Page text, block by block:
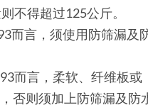
不得超过125公斤。
而言，须使用防筛漏及
而言，柔软、纤维板或
否则须加上防筛漏及防